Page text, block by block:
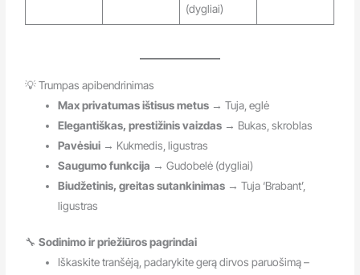
(dygliai)
💡 Trumpas apibendrinimas
Max privatumas ištisus metus → Tuja, eglė
Elegantiškas, prestižinis vaizdas → Bukas, skroblas
Pavėsiui → Kukmedis, ligustras
Saugumo funkcija → Gudobelė (dygliai)
Biudžetinis, greitas sutankinimas → Tuja ‘Brabant’,
ligustras
🔧Sodinimo ir priežiūros pagrindai
Iškaskite tranšėją, padarykite gerą dirvos paruošimą –